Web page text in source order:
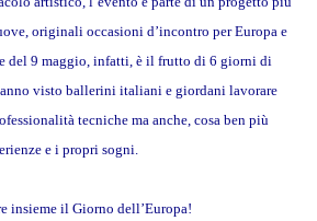
originali occasioni d’incontro per Europa e
del 9 maggio, infatti, è il frutto di 6 giorni di
visto ballerini italiani e giordani lavorare
tecniche ma anche, cosa ben più
e i propri sogni.
insieme il Giorno dell’Europa!